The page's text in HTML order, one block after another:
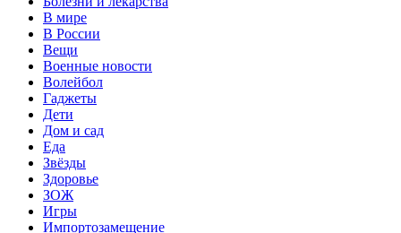
В мире
В России
Вещи
Военные новости
Волейбол
Гаджеты
Дети
Дом и сад
Еда
Звёзды
Здоровье
ЗОЖ
Игры
Импортозамещение